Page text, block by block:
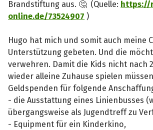
Brandstiftung aus. 🤔 (Quelle: https://
online.de/73524907 )
Hugo hat mich und somit auch meine
Unterstützung gebeten. Und die
verwehren. Damit die Kids nicht nach
wieder alleine Zuhause spielen
Geldspenden für folgende
- die Ausstattung eines Linienbusses
übergangsweise als Jugendtreff zu
- Equipment für ein Kinderkino,